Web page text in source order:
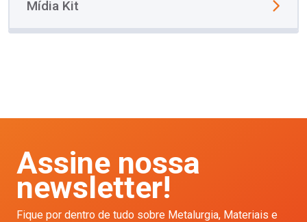
Mídia Kit
Assine nossa
newsletter!
Fique por dentro de tudo sobre Metalurgia, Materiais e